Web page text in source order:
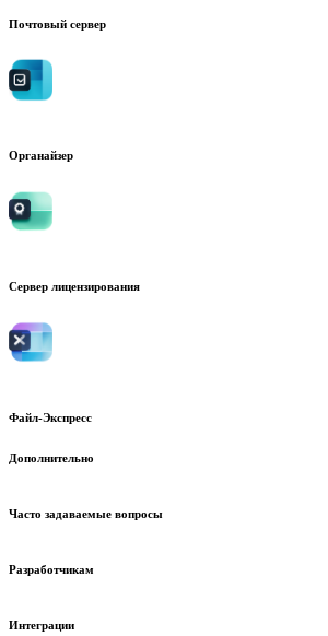
Почтовый сервер
Органайзер
Сервер лицензирования
Файл-Экспресс
Дополнительно
Часто задаваемые вопросы
Разработчикам
Интеграции